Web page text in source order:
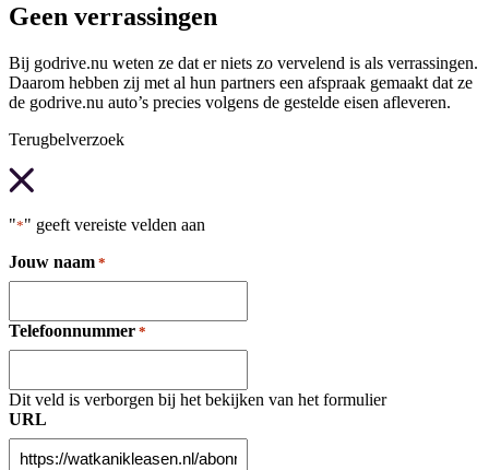
Geen verrassingen
Bij godrive.nu weten ze dat er niets zo vervelend is als verrassingen.
Daarom hebben zij met al hun partners een afspraak gemaakt dat ze
de godrive.nu auto’s precies volgens de gestelde eisen afleveren.
Terugbelverzoek
"*" geeft vereiste velden aan
Jouw naam *
Telefoonnummer *
Dit veld is verborgen bij het bekijken van het formulier
URL